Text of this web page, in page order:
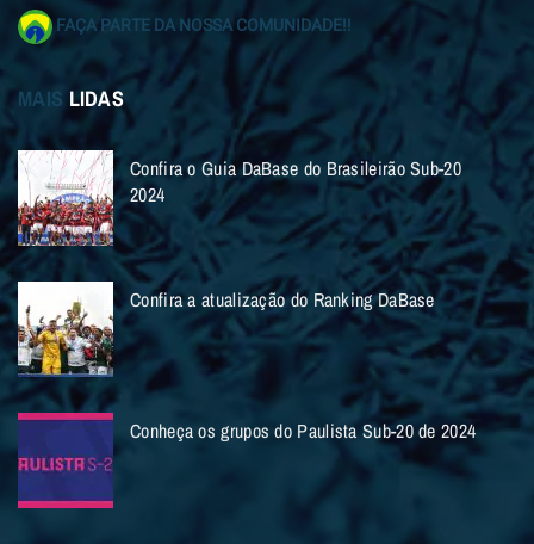
FAÇA PARTE DA NOSSA COMUNIDADE!!
MAIS LIDAS
Confira o Guia DaBase do Brasileirão Sub-20
2024
Confira a atualização do Ranking DaBase
Conheça os grupos do Paulista Sub-20 de 2024